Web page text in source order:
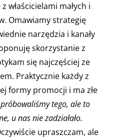
właścicielami małych i
Omawiamy strategię
narzędzia i kanały
skorzystanie z
się najczęściej ze
Praktycznie każdy z
formy promocji i ma złe
próbowaliśmy tego, ale to
u nas nie zadziałało.
upraszczam, ale